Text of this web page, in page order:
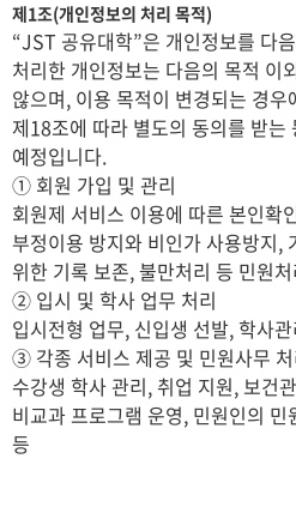
제1조(개인정보의 처리 목적)
“JST 공유대학”은 개인정보를 다
처리한 개인정보는 다음의 목적 이
않으며, 이용 목적이 변경되는 경우
제18조에 따라 별도의 동의를 받는
예정입니다.
① 회원 가입 및 관리
회원제 서비스 이용에 따른 본인확
부정이용 방지와 비인가 사용방지,
위한 기록 보존, 불만처리 등 민원
② 입시 및 학사 업무 처리
입시전형 업무, 신입생 선발, 학사
③ 각종 서비스 제공 및 민원사무 처
수강생 학사 관리, 취업 지원, 보건
비교과 프로그램 운영, 민원인의
등